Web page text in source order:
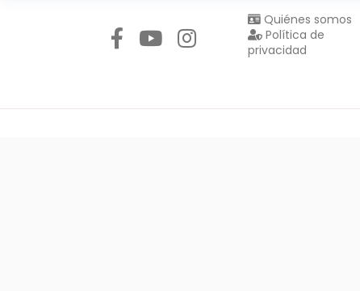
Quiénes somos
Política de
privacidad